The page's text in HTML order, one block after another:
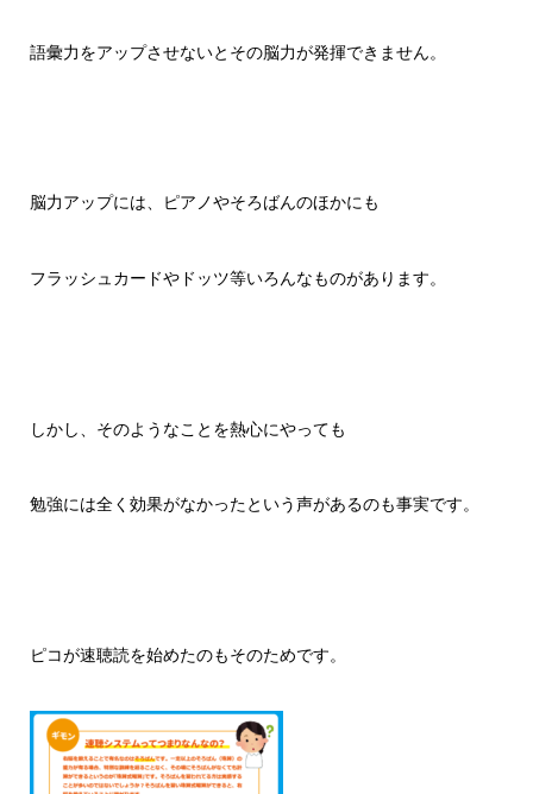
語彙力をアップさせないとその脳力が発揮できません。
脳力アップには、ピアノやそろばんのほかにも
フラッシュカードやドッツ等いろんなものがあります。
しかし、そのようなことを熱心にやっても
勉強には全く効果がなかったという声があるのも事実です。
ピコが速聴読を始めたのもそのためです。